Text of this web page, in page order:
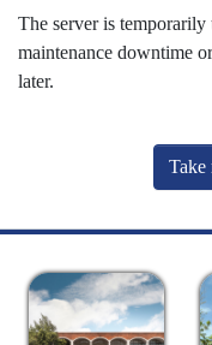
The server is temporarily
maintenance downtime
later.
Take